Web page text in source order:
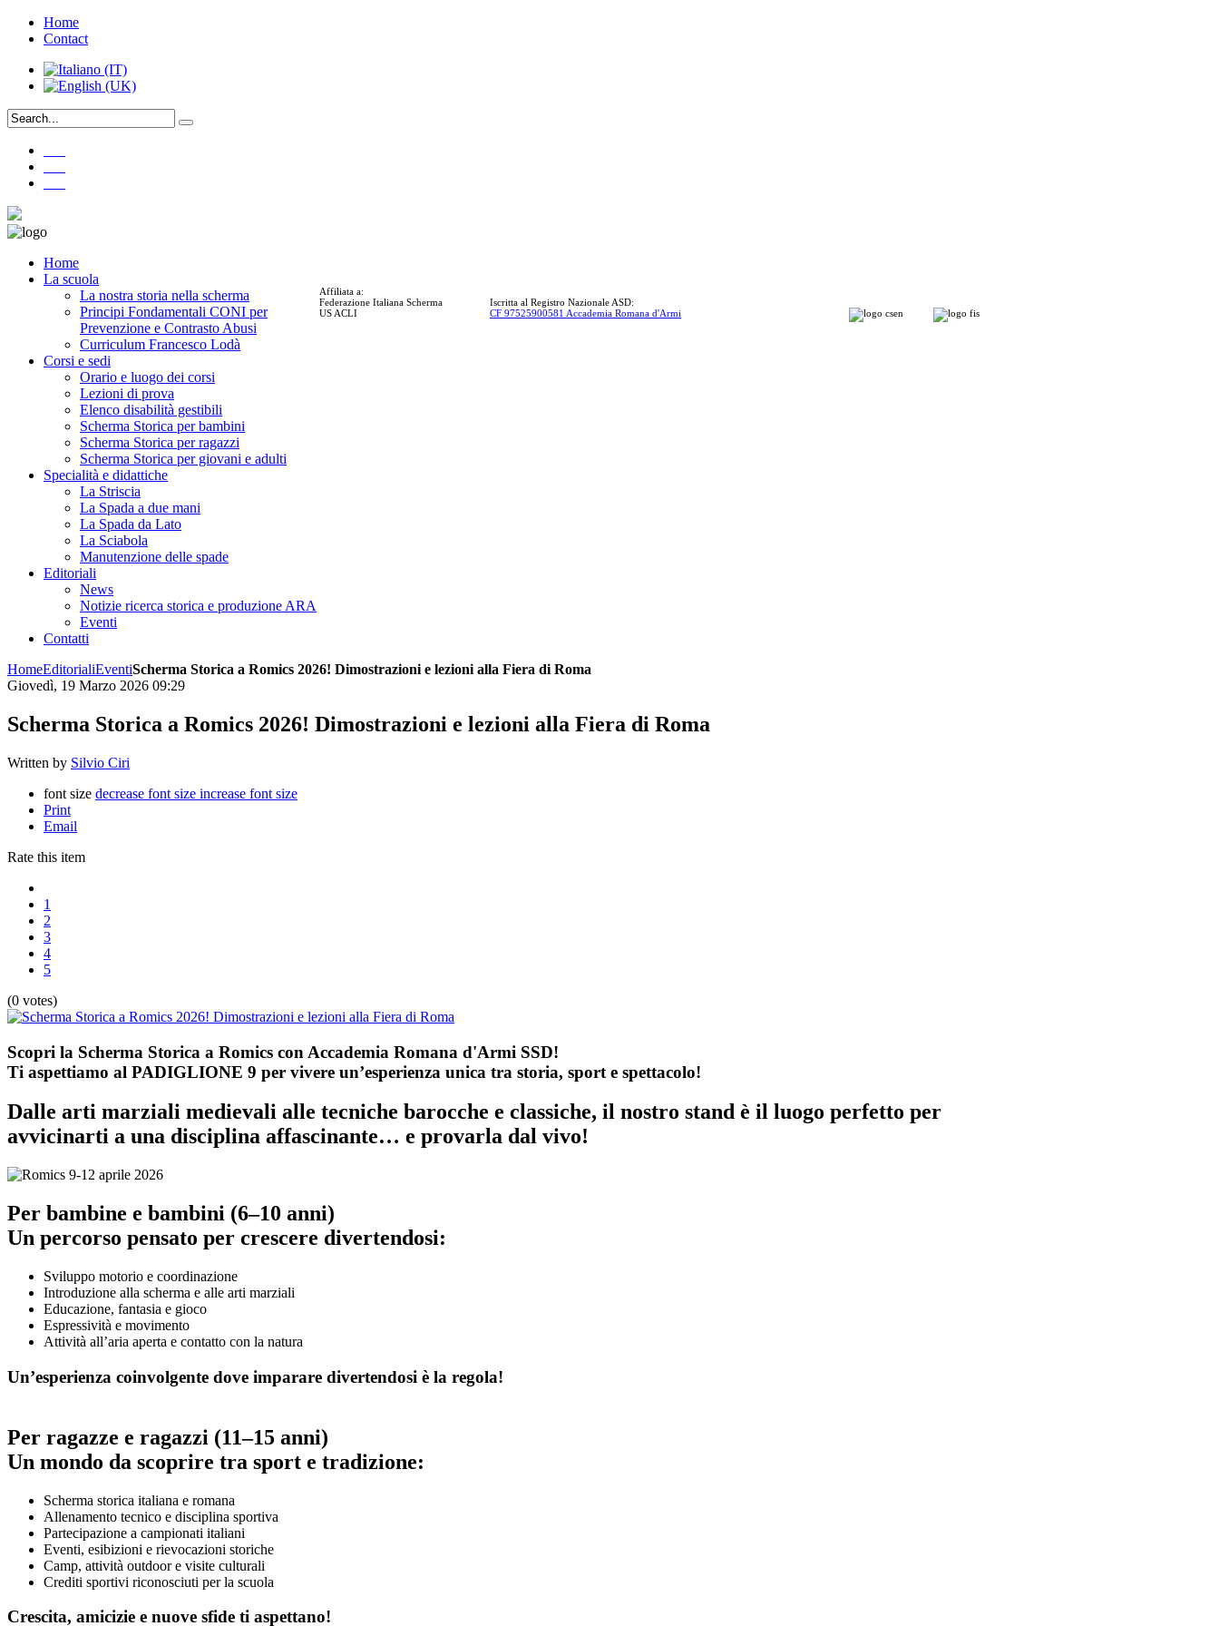
Home
Contact
Affiliata a:
Federazione Italiana Scherma
US ACLI
Iscritta al Registro Nazionale ASD:
CF 97525900581 Accademia Romana d'Armi
Home
La scuola
La nostra storia nella scherma
Principi Fondamentali CONI per
Prevenzione e Contrasto Abusi
Curriculum Francesco Lodà
Corsi e sedi
Orario e luogo dei corsi
Lezioni di prova
Elenco disabilità gestibili
Scherma Storica per bambini
Scherma Storica per ragazzi
Scherma Storica per giovani e adulti
Specialità e didattiche
La Striscia
La Spada a due mani
La Spada da Lato
La Sciabola
Manutenzione delle spade
Editoriali
News
Notizie ricerca storica e produzione ARA
Eventi
Contatti
HomeEditorialiEventiScherma Storica a Romics 2026! Dimostrazioni e lezioni alla Fiera di Roma
Giovedì, 19 Marzo 2026 09:29
Scherma Storica a Romics 2026! Dimostrazioni e lezioni alla Fiera di Roma
Written by Silvio Ciri
font size decrease font size increase font size
Print
Email
Rate this item
1
2
3
4
5
(0 votes)
Scopri la Scherma Storica a Romics con Accademia Romana d'Armi SSD!
Ti aspettiamo al PADIGLIONE 9 per vivere un’esperienza unica tra storia, sport e spettacolo!
Dalle arti marziali medievali alle tecniche barocche e classiche, il nostro stand è il luogo perfetto per
avvicinarti a una disciplina affascinante… e provarla dal vivo!
Per bambine e bambini (6–10 anni)
Un percorso pensato per crescere divertendosi:
Sviluppo motorio e coordinazione
Introduzione alla scherma e alle arti marziali
Educazione, fantasia e gioco
Espressività e movimento
Attività all’aria aperta e contatto con la natura
Un’esperienza coinvolgente dove imparare divertendosi è la regola!
Per ragazze e ragazzi (11–15 anni)
Un mondo da scoprire tra sport e tradizione:
Scherma storica italiana e romana
Allenamento tecnico e disciplina sportiva
Partecipazione a campionati italiani
Eventi, esibizioni e rievocazioni storiche
Camp, attività outdoor e visite culturali
Crediti sportivi riconosciuti per la scuola
Crescita, amicizie e nuove sfide ti aspettano!